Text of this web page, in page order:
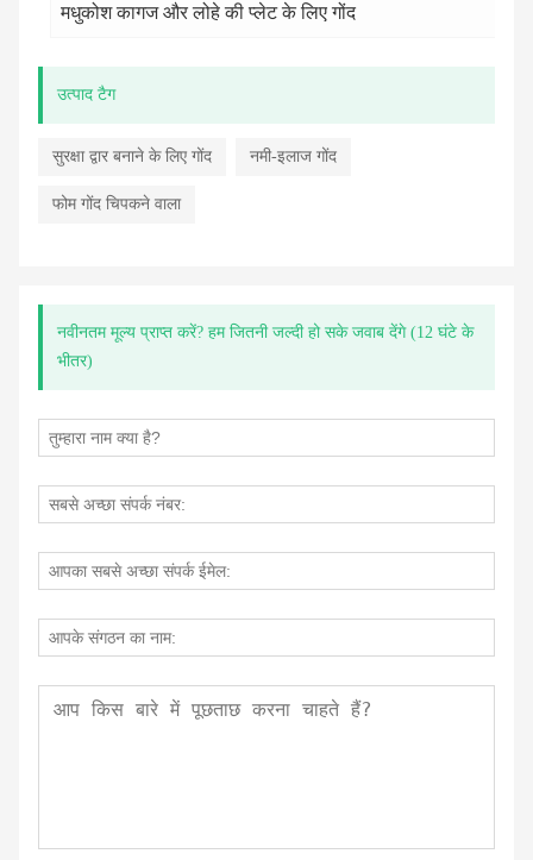
मधुकोश कागज और लोहे की प्लेट के लिए गोंद
उत्पाद टैग
सुरक्षा द्वार बनाने के लिए गोंद नमी-इलाज गोंद
फोम गोंद चिपकने वाला
नवीनतम मूल्य प्राप्त करें? हम जितनी जल्दी हो सके जवाब देंगे (12 घंटे के
भीतर)